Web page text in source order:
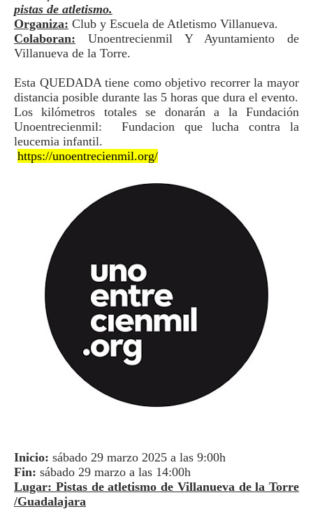
pistas de atletismo.
Organiza: Club y Escuela de Atletismo Villanueva.
Colaboran: Unoentrecienmil Y Ayuntamiento de
Villanueva de la Torre.
Esta QUEDADA tiene como objetivo recorrer la mayor
distancia posible durante las 5 horas que dura el evento.
Los kilómetros totales se donarán a la Fundación
Unoentrecienmil:
Fundacion que lucha contra la
leucemia infantil.
https://unoentrecienmil.org/
Inicio: sábado 29 marzo 2025 a las 9:00h
Fin: sábado 29 marzo a las 14:00h
Lugar: Pistas de atletismo de Villanueva de la Torre
/Guadalajara